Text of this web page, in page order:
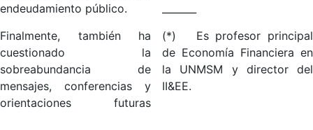
endeudamiento público.
Finalmente, también ha
cuestionado la
sobreabundancia de
mensajes, conferencias y
orientaciones futuras
(*) Es profesor principal
de Economía Financiera en
la UNMSM y director del
II&EE.